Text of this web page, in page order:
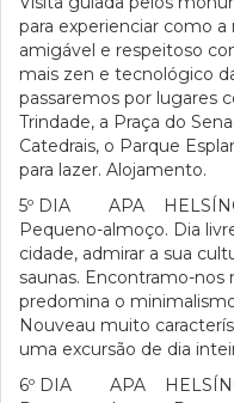
para experienciar como
amigável e respeitoso
mais zen e tecnológico
passaremos por lugares
Trindade, a Praça do
Catedrais, o Parque
para lazer. Alojamento.
5º DIA APA
Pequeno-almoço. Dia
cidade, admirar a sua
saunas. Encontramo-nos
predomina o
Nouveau muito
uma excursão de dia
6º DIA APA